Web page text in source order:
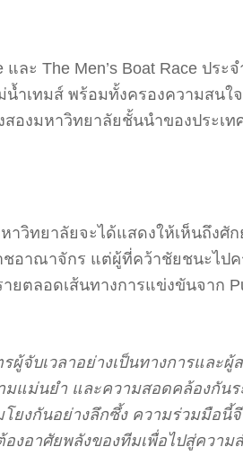
และ The Men’s Boat Race ป
ำเทมส์ พร้อมทั้งครองความสน
องมหาวิทยาลัยชั้นนำของประเท
วิทยาลัยจะได้แสดงให้เห็นถึง
อาณาจักร แต่ผู้ที่คว้าชัยชนะไ
ยตลอดเส้นทางการแข่งขันจาก
จับเวลาอย่างเป็นทางการและ
มแม่นยำ และความสอดคล้องกั
ยงกันอย่างลึกซึ้ง ความร่วมมือ
งอาศัยพลังของทีมเพื่อไปสู่ความส